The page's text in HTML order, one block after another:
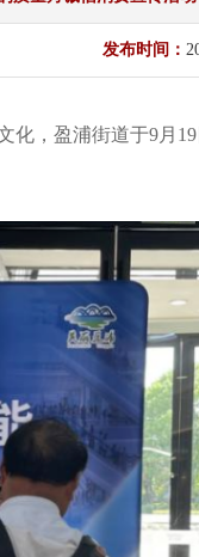
发布时间：
，盈浦街道于9月